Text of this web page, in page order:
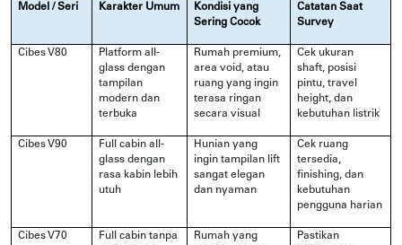
Model / Seri Karakter Umum
Kondisi yang
Sering Cocok
Catatan Saat
Survey
Cibes V80
Platform all-
glass dengan
tampilan
modern dan
terbuka
Rumah premium,
area void, atau
ruang yang ingin
terasa ringan
secara visual
Cek ukuran
shaft, posisi
pintu, travel
height, dan
kebutuhan listrik
Cibes V90
Full cabin all-
glass dengan
rasa kabin lebih
utuh
Hunian yang
ingin tampilan lift
sangat elegan
dan nyaman
Cek ruang
tersedia,
finishing, dan
kebutuhan
pengguna harian
Cibes V70
Full cabin tanpa
Rumah yang
Pastikan